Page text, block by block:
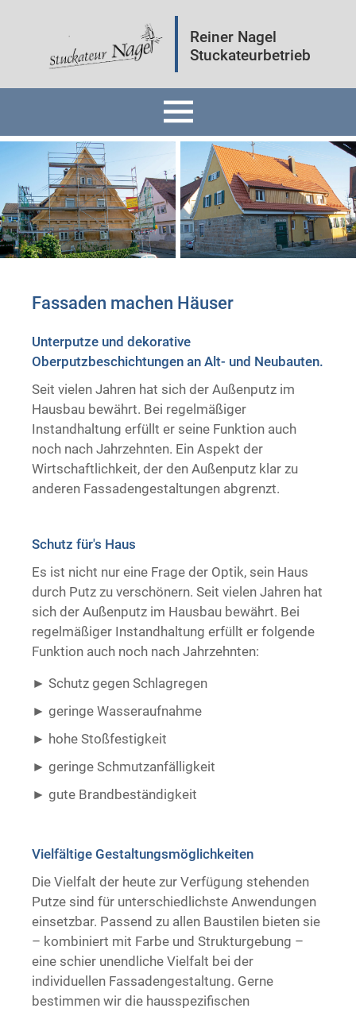
Reiner Nagel
Stuckateurbetrieb
Fassaden
Innenräume
Mineralputz
Wärmedämmung
Trockenausbau
Fassaden machen Häuser
Unterputze und dekorative
Oberputzbeschichtungen an Alt- und Neubauten.
Seit vielen Jahren hat sich der Außenputz im
Hausbau bewährt. Bei regelmäßiger
Instandhaltung erfüllt er seine Funktion auch
noch nach Jahrzehnten. Ein Aspekt der
Wirtschaftlichkeit, der den Außenputz klar zu
anderen Fassadengestaltungen abgrenzt.
Schutz für's Haus
Es ist nicht nur eine Frage der Optik, sein Haus
durch Putz zu verschönern. Seit vielen Jahren hat
sich der Außenputz im Hausbau bewährt. Bei
regelmäßiger Instandhaltung erfüllt er folgende
Funktion auch noch nach Jahrzehnten:
Schutz gegen Schlagregen
geringe Wasseraufnahme
hohe Stoßfestigkeit
geringe Schmutzanfälligkeit
gute Brandbeständigkeit ​ ​
Vielfältige Gestaltungsmöglichkeiten
Die Vielfalt der heute zur Verfügung stehenden
Putze sind für unterschiedlichste Anwendungen
einsetzbar. Passend zu allen Baustilen bieten sie
– kombiniert mit Farbe und Strukturgebung –
eine schier unendliche Vielfalt bei der
individuellen Fassadengestaltung. Gerne
bestimmen wir die hausspezifischen